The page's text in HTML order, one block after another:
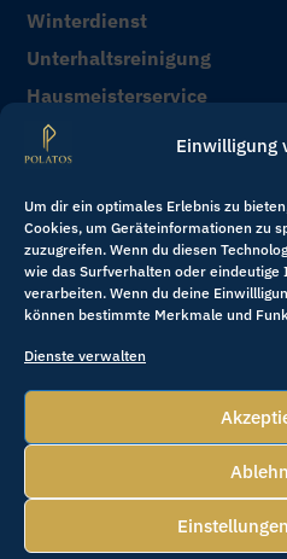
Einwilligung
Um dir ein optimales Erlebnis zu
Cookies, um Geräteinformationen zu
zuzugreifen. Wenn du diesen
wie das Surfverhalten oder eindeutige
verarbeiten. Wenn du deine
können bestimmte Merkmale und
Dienste verwalten
Winterdienst
Unterhaltsreinigung
Hausmeisterservice
Sonderreinigung &
Kontakt
+49 151 400 39 123
service@polatos.de
Copyright © 2025 Polatos
Datenschutzerklärung